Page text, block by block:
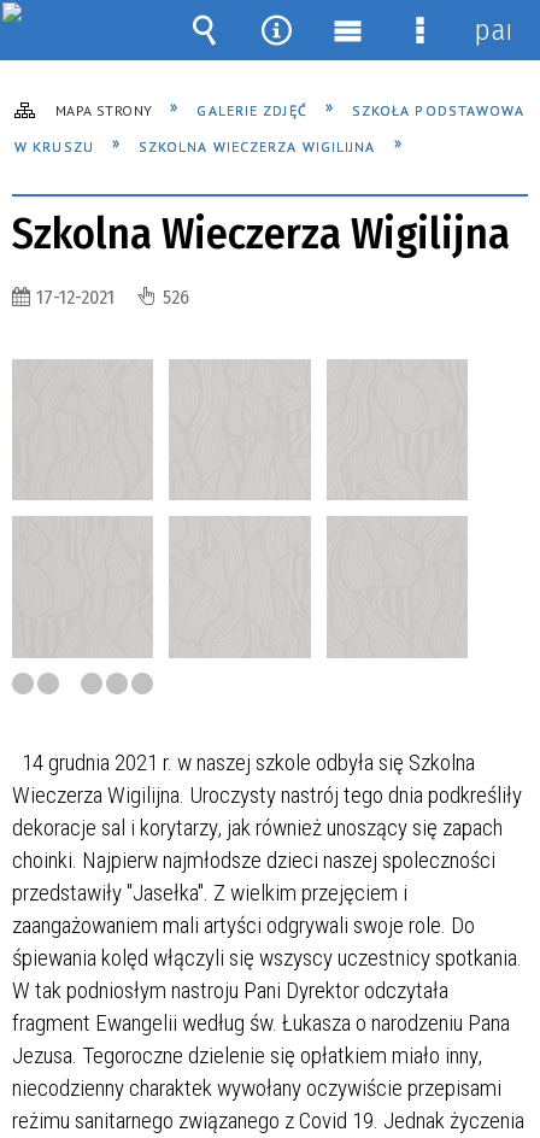
MAPA STRONY GALERIE ZDJĘĆ SZKOŁA PODSTAWOWA
W KRUSZU SZKOLNA WIECZERZA WIGILIJNA
Szkolna Wieczerza Wigilijna
17-12-2021 526
14 grudnia 2021 r. w naszej szkole odbyła się Szkolna
Wieczerza Wigilijna. Uroczysty nastrój tego dnia podkreśliły
dekoracje sal i korytarzy, jak również unoszący się zapach
choinki. Najpierw najmłodsze dzieci naszej spoleczności
przedstawiły "Jasełka". Z wielkim przejęciem i
zaangażowaniem mali artyści odgrywali swoje role. Do
śpiewania kolęd włączyli się wszyscy uczestnicy spotkania.
W tak podniosłym nastroju Pani Dyrektor odczytała
fragment Ewangelii według św. Łukasza o narodzeniu Pana
Jezusa. Tegoroczne dzielenie się opłatkiem miało inny,
niecodzienny charaktek wywołany oczywiście przepisami
reżimu sanitarnego związanego z Covid 19. Jednak życzenia
Wyszukiwarka
Narzędzia
Menu
główne
Menu